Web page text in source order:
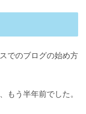
でのブログの始め方
もう半年前でした。